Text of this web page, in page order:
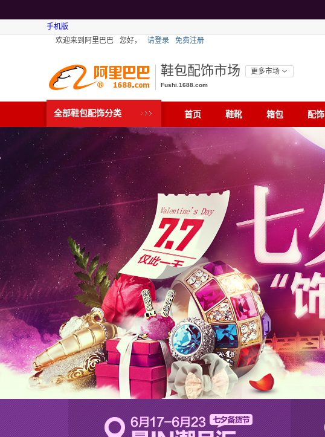
手机版
您好，
欢迎来到阿里巴巴 请登录 免费注册
鞋包配饰市场 更多市场
Fushi.1688.com
全部鞋包配饰分类 首页 鞋靴 箱包 配饰